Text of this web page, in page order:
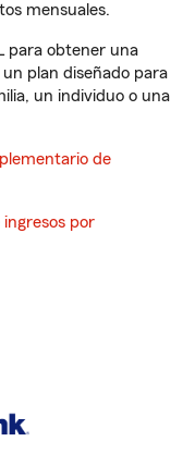
mensuales.
para obtener una
plan diseñado para
un individuo o una
de
por